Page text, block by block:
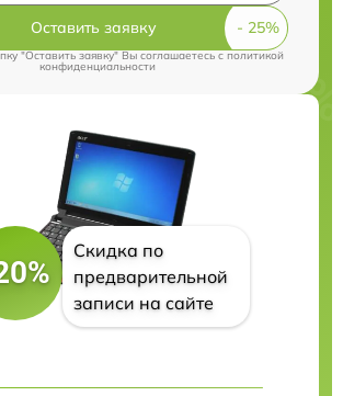
Оставить заявку
"Оставить заявку" Вы соглашаетесь cполитикой
конфиденциальности
Скидка по
предварительной
записи на сайте